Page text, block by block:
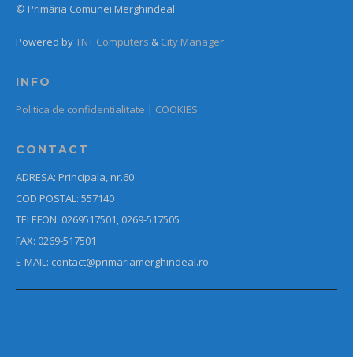
© Primăria Comunei Merghindeal
Powered byTNT Computers & City Manager
INFO
Politica de confidentialitate | COOKIES
CONTACT
ADRESA: Principala, nr.60
COD POSTAL: 557140
TELEFON: 0269517501, 0269-517505
FAX: 0269-517501
E-MAIL: contact@primariamerghindeal.ro